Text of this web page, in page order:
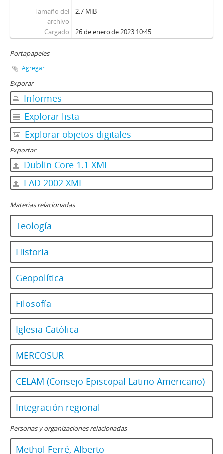
Tamaño del
archivo
2.7 MiB
Cargado 26 de enero de 2023 10:45
Portapapeles
Agregar
Exporar
Informes
Explorar lista
Explorar objetos digitales
Exportar
Dublin Core 1.1 XML
EAD 2002 XML
Materias relacionadas
Teología
Historia
Geopolítica
Filosofía
Iglesia Católica
MERCOSUR
CELAM (Consejo Episcopal Latino Americano)
Integración regional
Personas y organizaciones relacionadas
Methol Ferré, Alberto